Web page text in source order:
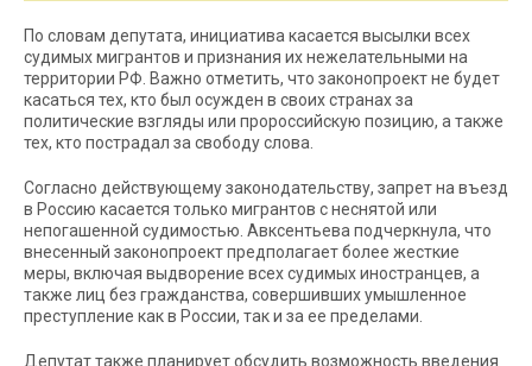
По словам депутата, инициатива касается высылки всех
судимых мигрантов и признания их нежелательными на
территории РФ. Важно отметить, что законопроект не будет
касаться тех, кто был осужден в своих странах за
политические взгляды или пророссийскую позицию, а также
тех, кто пострадал за свободу слова.
Согласно действующему законодательству, запрет на въезд
в Россию касается только мигрантов с неснятой или
непогашенной судимостью. Авксентьева подчеркнула, что
внесенный законопроект предполагает более жесткие
меры, включая выдворение всех судимых иностранцев, а
также лиц без гражданства, совершивших умышленное
преступление как в России, так и за ее пределами.
Депутат также планирует обсудить возможность введения